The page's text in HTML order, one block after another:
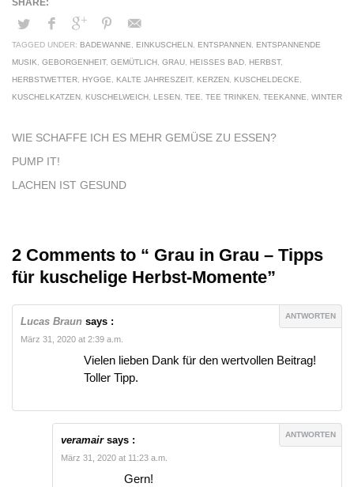
TAGGED UNDER: BADEWANNE, EINKUSCHELN, ENTSPANNEN, ENTSPANNENDE
MUSIK, GEBORGENHEIT, GEMÜTLICH, GRAU, HEISSES BAD , HERBST,
HERBSTWETTER, HYGGE, KALTE JAHRESZEIT, KERZEN, KUSCHELDECKE,
KUSCHELKATZEN, KUSCHELWEICH, LESEN, TEE, TEE TRINKEN, TEEKANNE, WINTER
WIE SCHAFFE ICH ES MEHR GEMÜSE ZU ESSEN?
PUMP IT!
LACHEN IST GESUND
2 Comments to “ Grau in Grau – Tipps
für kuschelige Herbst-Momente”
Lucas Braun says : ANTWORTEN
März 31, 2020 at 2:39 a.m.
Vielen lieben Dank für den wertvollen Beitrag!
Toller Tipp.
veramairsays : ANTWORTEN
März 31, 2020 at 11:23 a.m.
Gern!